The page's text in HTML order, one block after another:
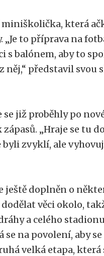
miniškolička, která
to příprava na
s balónem, aby to
něj,“ představil svou
již proběhly po
„Hraje se tu
zvyklí, ale
doplněn o
věci okolo,
a celého
na povolení, aby
velká etapa, která